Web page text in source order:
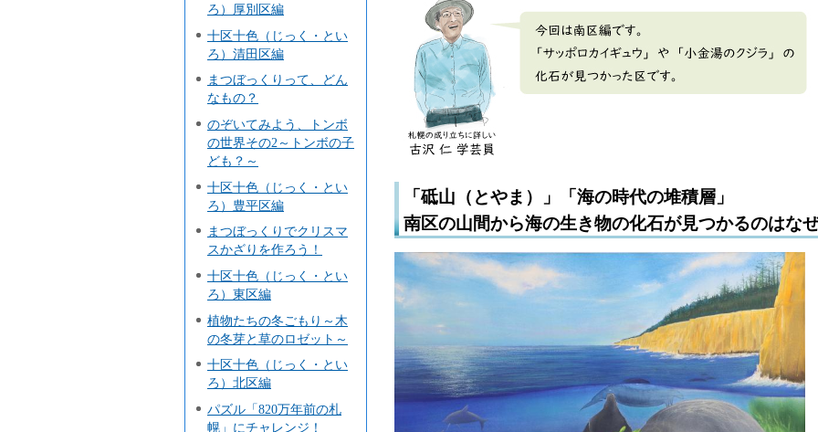
ろ）厚別区編
十区十色（じっく・とい
ろ）清田区編
まつぼっくりって、どん
なもの？
のぞいてみよう、トンボ
の世界その2～トンボの子
ども？～
十区十色（じっく・とい
ろ）豊平区編
まつぼっくりでクリスマ
スかざりを作ろう！
十区十色（じっく・とい
ろ）東区編
植物たちの冬ごもり～木
の冬芽と草のロゼット～
十区十色（じっく・とい
ろ）北区編
パズル「820万年前の札
幌」にチャレンジ！
「砥山（とやま）」「海の時代の堆積層」
南区の山間から海の生き物の化石が見つかるのはな